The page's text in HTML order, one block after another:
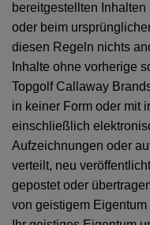
bereitgestellten
oder beim
diesen Regeln nichts
Inhalte ohne vorherige
Topgolf Callaway
in keiner Form oder mit
einschließlich
Aufzeichnungen oder
verteilt, neu
gepostet oder
von geistigem